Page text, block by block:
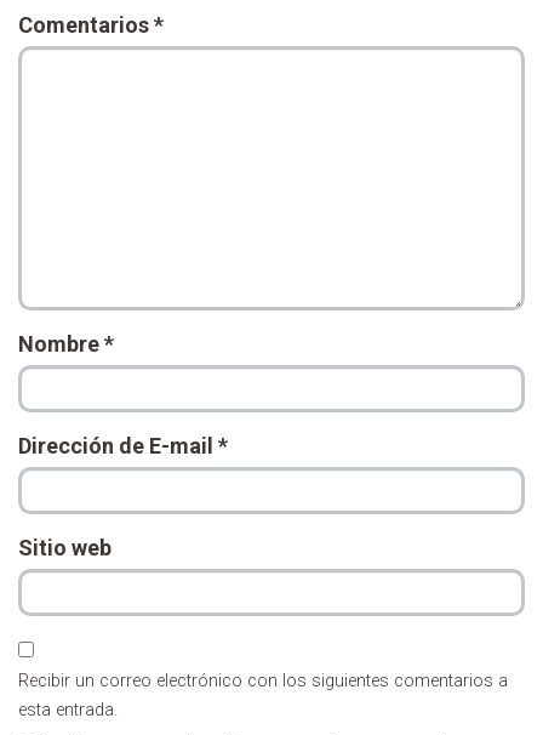
Comentarios*
Nombre*
Dirección de E-mail *
Sitio web
Recibir un correo electrónico con los siguientes comentarios a
esta entrada.